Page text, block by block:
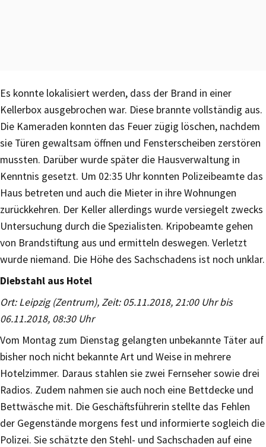
Es konnte lokalisiert werden, dass der Brand in einer
Kellerbox ausgebrochen war. Diese brannte vollständig aus.
Die Kameraden konnten das Feuer zügig löschen, nachdem
sie Türen gewaltsam öffnen und Fensterscheiben zerstören
mussten. Darüber wurde später die Hausverwaltung in
Kenntnis gesetzt. Um 02:35 Uhr konnten Polizeibeamte das
Haus betreten und auch die Mieter in ihre Wohnungen
zurückkehren. Der Keller allerdings wurde versiegelt zwecks
Untersuchung durch die Spezialisten. Kripobeamte gehen
von Brandstiftung aus und ermitteln deswegen. Verletzt
wurde niemand. Die Höhe des Sachschadens ist noch unklar.
Diebstahl aus Hotel
Ort: Leipzig (Zentrum), Zeit: 05.11.2018, 21:00 Uhr bis
06.11.2018, 08:30 Uhr
Vom Montag zum Dienstag gelangten unbekannte Täter auf
bisher noch nicht bekannte Art und Weise in mehrere
Hotelzimmer. Daraus stahlen sie zwei Fernseher sowie drei
Radios. Zudem nahmen sie auch noch eine Bettdecke und
Bettwäsche mit. Die Geschäftsführerin stellte das Fehlen
der Gegenstände morgens fest und informierte sogleich die
Polizei. Sie schätzte den Stehl- und Sachschaden auf eine